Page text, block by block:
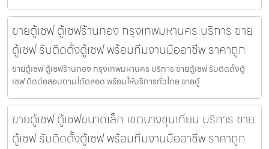
ขายตู้เซฟ ตู้เซฟร้านทอง กรุงเทพมหานคร บริการ ขาย
ตู้เซฟ รับติดตั้งตู้เซฟ พร้อมทีมงานมืออาชีพ ราคาถูก
ขายตู้เซฟ ตู้เซฟร้านทอง กรุงเทพมหานคร บริการ ขายตู้เซฟ รับติดตั้งตู้
เซฟ ติดต่อสอบถามได้ตลอด พร้อมให้บริการทั่วไทย ขายตู้
ขายตู้เซฟ ตู้เซฟขนาดเล็ก เขตบางขุนเทียน บริการ ขาย
ตู้เซฟ รับติดตั้งตู้เซฟ พร้อมทีมงานมืออาชีพ ราคาถูก